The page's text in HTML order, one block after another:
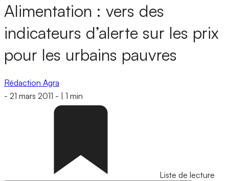
Alimentation : vers des
indicateurs d’alerte sur les prix
pour les urbains pauvres
Rédaction Agra
- 21 mars 2011 - 1 min
Liste de lecture